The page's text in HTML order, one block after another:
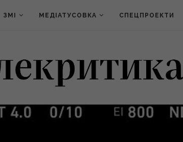
ЗМІ МЕДІАТУСОВКА СПЕЦПРОЕКТИ